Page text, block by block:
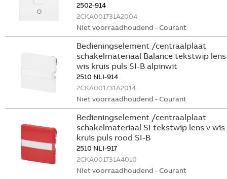
2502-914
2CKA001731A2004
Niet voorraadhoudend - Courant
Bedieningselement /centraalplaat
schakelmateriaal Balance tekstwip
wis kruis puls SI-B alpinwit
2510 NLI-914
2CKA001731A2014
Niet voorraadhoudend - Courant
Bedieningselement /centraalplaat
schakelmateriaal SI tekstwip lens v wis
kruis puls rood SI-B
2510 NLI-917
2CKA001731A4010
Niet voorraadhoudend - Courant